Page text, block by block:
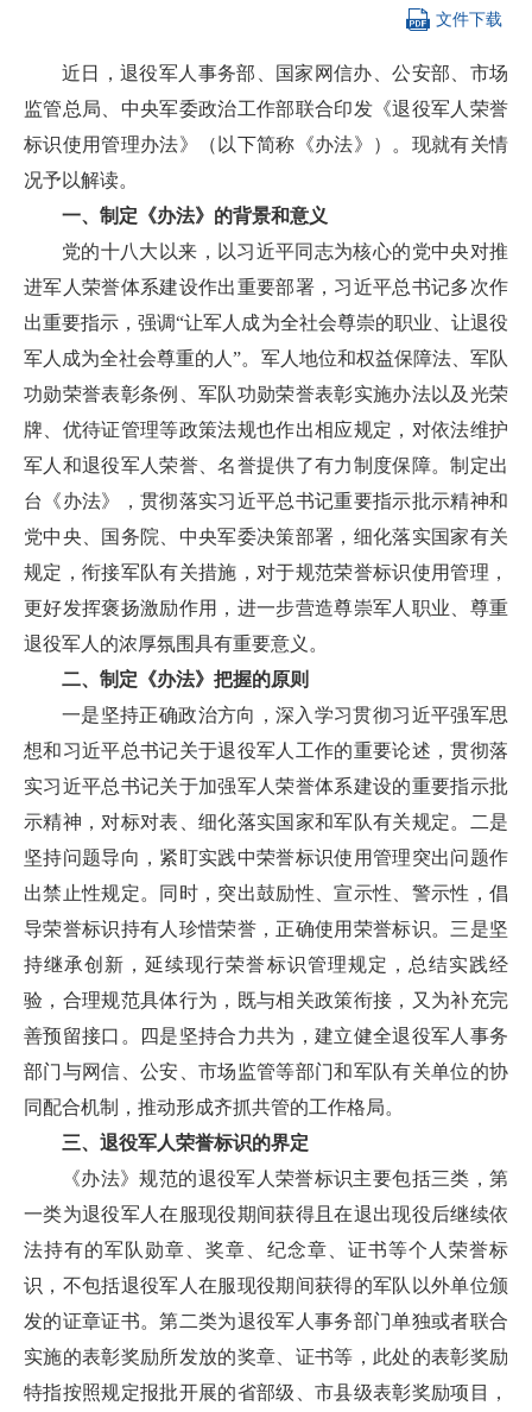
 文件下载
近日，退役军人事务部、国家网信办、公安部、市场
监管总局、中央军委政治工作部联合印发《退役军人荣誉
标识使用管理办法》（以下简称《办法》）。现就有关情
况予以解读。
一、制定《办法》的背景和意义
党的十八大以来，以习近平同志为核心的党中央对推
进军人荣誉体系建设作出重要部署，习近平总书记多次作
出重要指示，强调“让军人成为全社会尊崇的职业、让退役
军人成为全社会尊重的人”。军人地位和权益保障法、军队
功勋荣誉表彰条例、军队功勋荣誉表彰实施办法以及光荣
牌、优待证管理等政策法规也作出相应规定，对依法维护
军人和退役军人荣誉、名誉提供了有力制度保障。制定出
台《办法》，贯彻落实习近平总书记重要指示批示精神和
党中央、国务院、中央军委决策部署，细化落实国家有关
规定，衔接军队有关措施，对于规范荣誉标识使用管理，
更好发挥褒扬激励作用，进一步营造尊崇军人职业、尊重
退役军人的浓厚氛围具有重要意义。
二、制定《办法》把握的原则
一是坚持正确政治方向，深入学习贯彻习近平强军思
想和习近平总书记关于退役军人工作的重要论述，贯彻落
实习近平总书记关于加强军人荣誉体系建设的重要指示批
示精神，对标对表、细化落实国家和军队有关规定。二是
坚持问题导向，紧盯实践中荣誉标识使用管理突出问题作
出禁止性规定。同时，突出鼓励性、宣示性、警示性，倡
导荣誉标识持有人珍惜荣誉，正确使用荣誉标识。三是坚
持继承创新，延续现行荣誉标识管理规定，总结实践经
验，合理规范具体行为，既与相关政策衔接，又为补充完
善预留接口。四是坚持合力共为，建立健全退役军人事务
部门与网信、公安、市场监管等部门和军队有关单位的协
同配合机制，推动形成齐抓共管的工作格局。
三、退役军人荣誉标识的界定
《办法》规范的退役军人荣誉标识主要包括三类，第
一类为退役军人在服现役期间获得且在退出现役后继续依
法持有的军队勋章、奖章、纪念章、证书等个人荣誉标
识，不包括退役军人在服现役期间获得的军队以外单位颁
发的证章证书。第二类为退役军人事务部门单独或者联合
实施的表彰奖励所发放的奖章、证书等，此处的表彰奖励
特指按照规定报批开展的省部级、市县级表彰奖励项目，